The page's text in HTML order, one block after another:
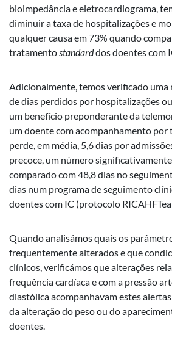
bioimpedância e eletrocardiograma,
diminuir a taxa de hospitalizações e
qualquer causa em 73% quando
tratamentostandarddos doentes com
Adicionalmente, temos verificado uma
de dias perdidos por hospitalizações
um benefício preponderante da
um doente com acompanhamento
perde, em média, 5,6 dias por
precoce, um número
comparado com 48,8 dias no
dias num programa de seguimento
doentes com IC (protocolo
Quando analisámos quais os
frequentemente alterados e que
clínicos, verificámos que alterações
frequência cardíaca e com a pressão
diastólica acompanhavam estes
da alteração do peso ou do
doentes.